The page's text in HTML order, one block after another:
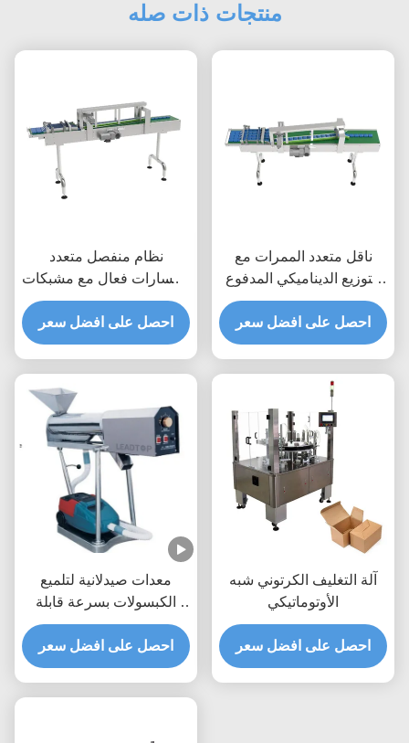
منتجات ذات صله
نظام منفصل متعدد
المسارات فعال مع مشبكات
هوائية وأجهزة استشعار
مضادة للتداخل للتعامل
الدقيق مع المواد
احصل على افضل سعر
ناقل متعدد الممرات مع
التوزيع الديناميكي المدفوع
بواسطة الخدمة والعد القابل
للبرمجة لخطوط التعبئة
السريعة
احصل على افضل سعر
معدات صيدلانية لتلميع
الكبسولات بسرعة قابلة
للتعديل مع 7000 كبسولة /
دقيقة
احصل على افضل سعر
آلة التغليف الكرتوني شبه
الأوتوماتيكي
احصل على افضل سعر